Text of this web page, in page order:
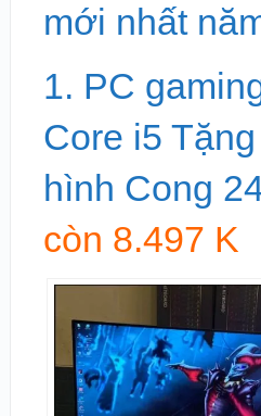
mới nhất
1. PC
Core i5
hình Cong
còn 8.497 K